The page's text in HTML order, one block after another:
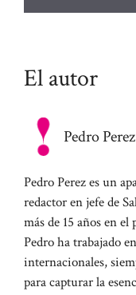
El autor
Pedro Perez
Pedro Perez es un
redactor en jefe de
más de 15 años en
Pedro ha trabajado
internacionales,
para capturar la